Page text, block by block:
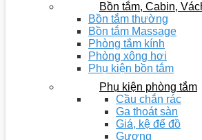
Bồn tắm, Cabin,
Bồn tắm thường
Bồn tắm Massage
Phòng tắm kính
Phòng xông hơi
Phụ kiện bồn tắm
Phụ kiện phòng tắm
Cầu chắn rác
Ga thoát sàn
Giá, kệ để đồ
Gương